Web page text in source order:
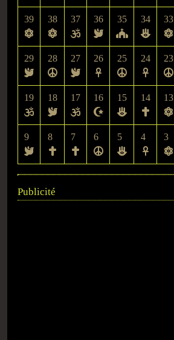
39 38 37 36 35 34 33
29 28 27 26 25 24 23
19 18 17 16 15 14 13
9 8 7 6 5 4 3
Publicité